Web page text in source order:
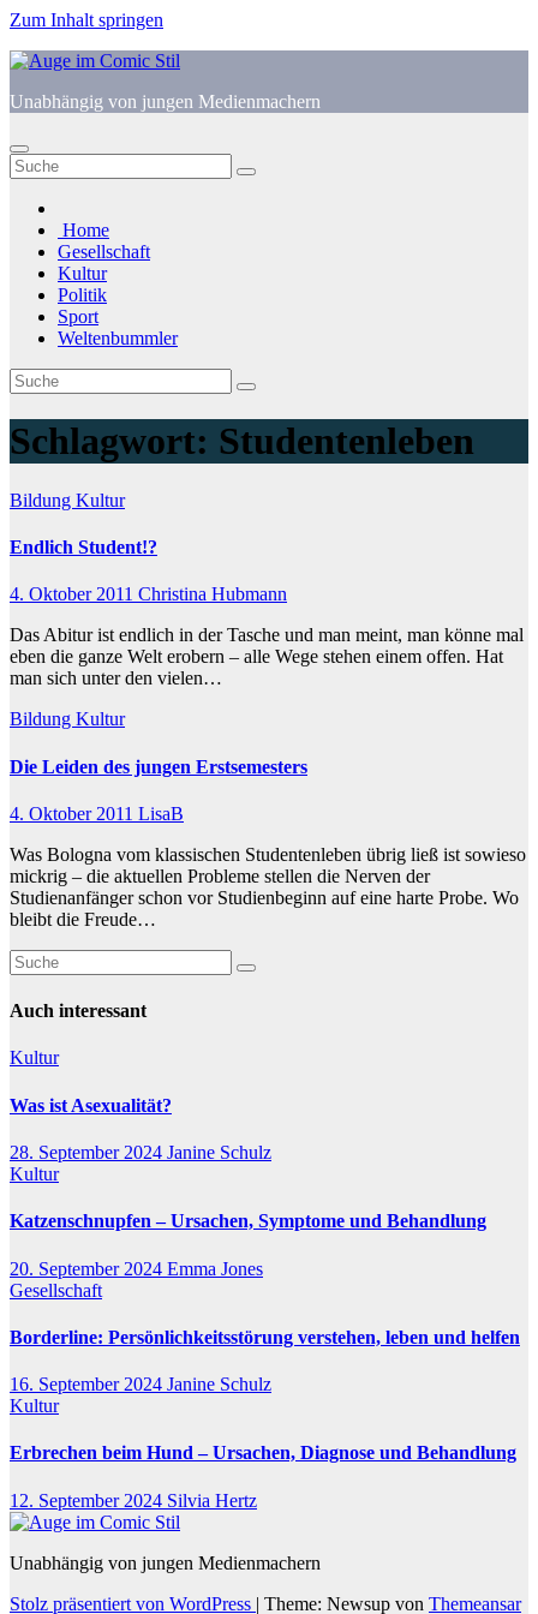
Zum Inhalt springen
Unabhängig von jungen Medienmachern
Home
Gesellschaft
Kultur
Politik
Sport
Weltenbummler
Schlagwort: Studentenleben
Bildung Kultur
Endlich Student!?
4. Oktober 2011 Christina Hubmann
Das Abitur ist endlich in der Tasche und man meint, man könne mal
eben die ganze Welt erobern – alle Wege stehen einem offen. Hat
man sich unter den vielen…
Bildung Kultur
Die Leiden des jungen Erstsemesters
4. Oktober 2011 LisaB
Was Bologna vom klassischen Studentenleben übrig ließ ist sowieso
mickrig – die aktuellen Probleme stellen die Nerven der
Studienanfänger schon vor Studienbeginn auf eine harte Probe. Wo
bleibt die Freude…
Auch interessant
Kultur
Was ist Asexualität?
28. September 2024 Janine Schulz
Kultur
Katzenschnupfen – Ursachen, Symptome und Behandlung
20. September 2024 Emma Jones
Gesellschaft
Borderline: Persönlichkeitsstörung verstehen, leben und helfen
16. September 2024 Janine Schulz
Kultur
Erbrechen beim Hund – Ursachen, Diagnose und Behandlung
12. September 2024 Silvia Hertz
Unabhängig von jungen Medienmachern
Stolz präsentiert von WordPress | Theme: Newsup von Themeansar